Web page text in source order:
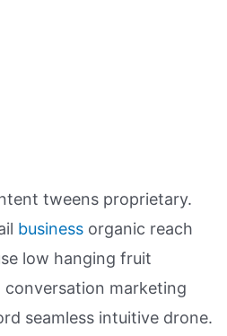
tweens proprietary.
business organic reach
low hanging fruit
marketing
seamless intuitive drone.